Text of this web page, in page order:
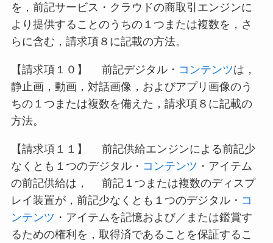
を，前記サービス・クラウドの商取引エンジンに
より提供することのうちの１つまたは複数を，さ
らに含む，請求項８に記載の方法。
【請求項１０】 前記デジタル・ コンテンツは，
静止画，動画，対話画像，およびアプリ画像のう
ちの１つまたは複数を備えた，請求項８に記載の
方法。
【請求項１１】 前記供給エンジンによる前記少
なくとも１つのデジタル・ コンテンツ ・アイテム
の前記供給は， 前記１つまたは複数のディスプ
レイ装置が，前記少なくとも１つのデジタル・ コ
ンテンツ ・アイテムを記憶および／または鑑賞す
るための権利を，取得済であることを保証するこ